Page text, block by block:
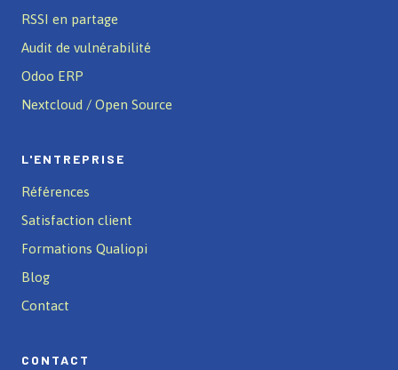
RSSI en partage
Audit de vulnérabilité
Odoo ERP
Nextcloud / Open Source
L'ENTREPRISE
Références
Satisfaction client
Formations Qualiopi
Blog
Contact
CONTACT